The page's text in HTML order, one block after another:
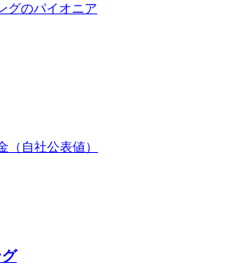
グのパイオニア
（自社公表値）